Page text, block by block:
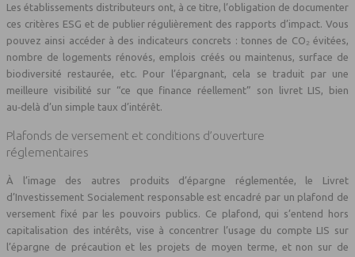
Les établissements distributeurs ont, à ce titre, l’obligation de documenter
ces critères ESG et de publier régulièrement des rapports d’impact. Vous
pouvez ainsi accéder à des indicateurs concrets : tonnes de CO₂ évitées,
nombre de logements rénovés, emplois créés ou maintenus, surface de
biodiversité restaurée, etc. Pour l’épargnant, cela se traduit par une
meilleure visibilité sur “ce que finance réellement” son livret LIS, bien
au‑delà d’un simple taux d’intérêt.
Plafonds de versement et conditions d’ouverture
réglementaires
À l’image des autres produits d’épargne réglementée, le Livret
d’Investissement Socialement responsable est encadré par un plafond de
versement fixé par les pouvoirs publics. Ce plafond, qui s’entend hors
capitalisation des intérêts, vise à concentrer l’usage du compte LIS sur
l’épargne de précaution et les projets de moyen terme, et non sur de